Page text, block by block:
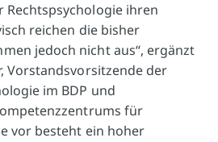
Rechtspsychologie ihren
reichen die bisher
jedoch nicht aus“, ergänzt
Vorstandsvorsitzende der
im BDP und
für
vor besteht ein hoher